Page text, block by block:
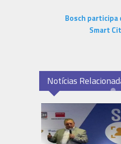
Bosch participa
Smart
Notícias